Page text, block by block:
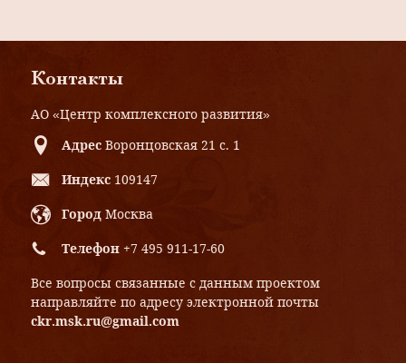
Контакты
АО «Центр комплексного развития»
Адрес Воронцовская 21 с. 1
Индекс 109147
Город Москва
Телефон +7 495 911-17-60
Все вопросы связанные с данным проектом
направляйте по адресу электронной почты
ckr.msk.ru@gmail.com